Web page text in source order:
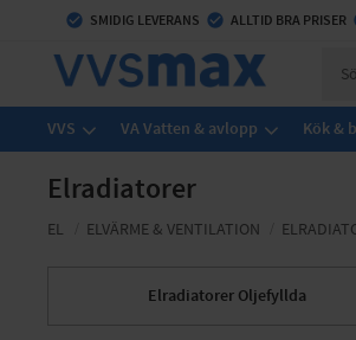
check_circle SMIDIG LEVERANS check_circle ALLTID BRA PRISER
VVS VA Vatten & avlopp Kök &
Elradiatorer
EL ELVÄRME & VENTILATION
Elradiatorer Oljefyllda